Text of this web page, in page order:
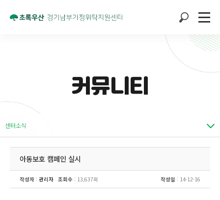
커뮤니티
센터소식
아동보호 캠페인 실시
작성자 : 관리자 조회수 : 13,637회 작성일 : 14-12-16